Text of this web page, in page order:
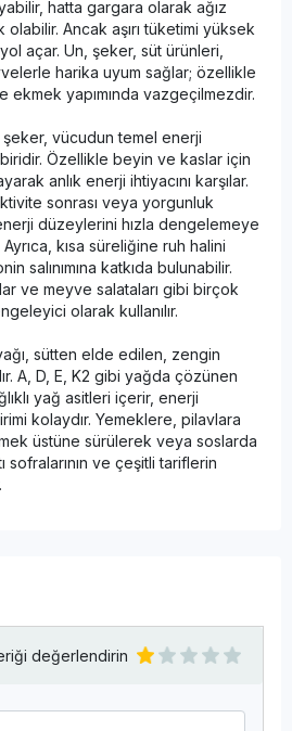
hatta gargara olarak ağız
Ancak aşırı tüketimi yüksek
yol açar. Un, şeker, süt ürünleri,
harika uyum sağlar; özellikle
ekmek yapımında vazgeçilmezdir.
vücudun temel enerji
Özellikle beyin ve kaslar için
anlık enerji ihtiyacını karşılar.
sonrası veya yorgunluk
düzeylerini hızla dengelemeye
Ayrıca, kısa süreliğine ruh halini
salınımına katkıda bulunabilir.
ve meyve salataları gibi birçok
olarak kullanılır.
sütten elde edilen, zengin
A, D, E, K2 gibi yağda çözünen
yağ asitleri içerir, enerji
kolaydır. Yemeklere, pilavlara
üstüne sürülerek veya soslarda
sofralarının ve çeşitli tariflerin
değerlendirin